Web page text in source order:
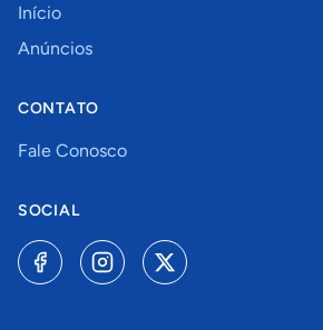
Início
Anúncios
CONTATO
Fale Conosco
SOCIAL